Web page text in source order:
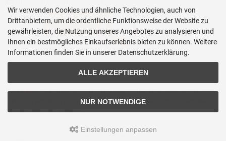
Dross.Blog::Der Blog der JUERGEN DROSS PROFESSIONAL SERVICES
GmbH mit aktuellen Informationen zu Technik - News - Infos - Terminen -
Veranstaltungen - Aktionen
GermanOutletStore © 2026
Wir verwenden Cookies und ähnliche Technologien, auch von
Drittanbietern, um die ordentliche Funktionsweise der Website zu
gewährleisten, die Nutzung unseres Angebotes zu analysieren und
Ihnen ein bestmögliches Einkaufserlebnis bieten zu können. Weitere
Informationen finden Sie in unserer Datenschutzerklärung.
ALLE AKZEPTIEREN
NUR NOTWENDIGE
Einstellungen anpassen